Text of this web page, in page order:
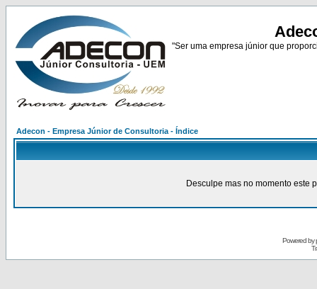
"Ser uma empresa júnior que
Adecon - Empresa Júnior de Consultoria - Índice
Desculpe mas no momento este
Powered by